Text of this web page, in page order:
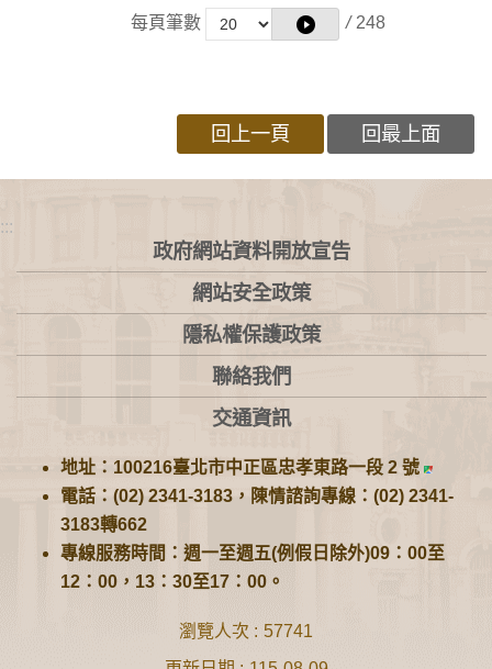
每頁筆數 / 248
回上一頁 回最上面
:::
政府網站資料開放宣告
網站安全政策
隱私權保護政策
聯絡我們
交通資訊
地址：100216臺北市中正區忠孝東路一段 2 號
電話：(02) 2341-3183，陳情諮詢專線：(02) 2341-
3183轉662
專線服務時間：週一至週五(例假日除外)09：00至
12：00，13：30至17：00。
瀏覽人次
57741